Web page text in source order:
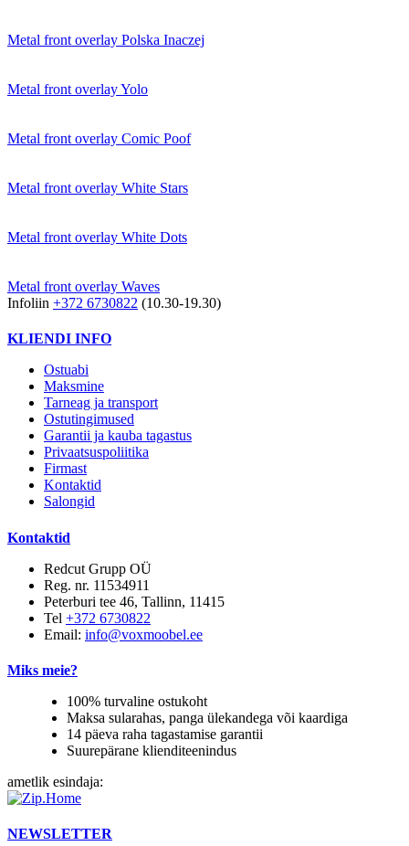
Metal front overlay Polska Inaczej
Metal front overlay Yolo
Metal front overlay Comic Poof
Metal front overlay White Stars
Metal front overlay White Dots
Metal front overlay Waves
Infoliin +372 6730822 (10.30-19.30)
KLIENDI INFO
Ostuabi
Maksmine
Tarneag ja transport
Ostutingimused
Garantii ja kauba tagastus
Privaatsuspoliitika
Firmast
Kontaktid
Salongid
Kontaktid
Redcut Grupp OÜ
Reg. nr. 11534911
Peterburi tee 46, Tallinn, 11415
Tel +372 6730822
Email: info@voxmoobel.ee
Miks meie?
100% turvaline ostukoht
Maksa sularahas, panga ülekandega või kaardiga
14 päeva raha tagastamise garantii
Suurepärane klienditeenindus
ametlik esindaja:
NEWSLETTER